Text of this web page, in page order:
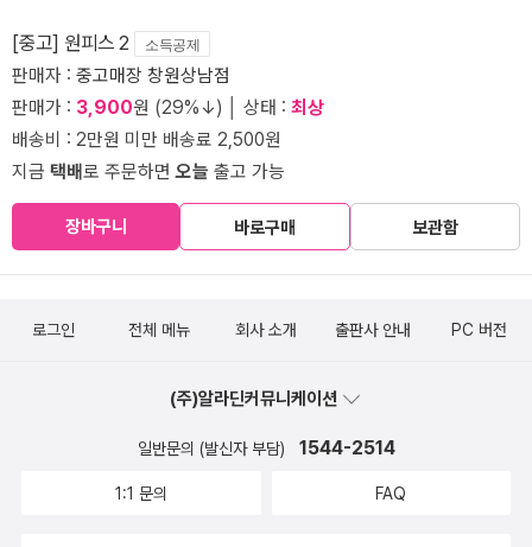
[중고] 원피스 2 소득공제
판매자 : 중고매장 창원상남점
판매가 : 3,900원 (29%↓) │ 상태 : 최상
배송비 : 2만원 미만 배송료 2,500원
지금 택배로 주문하면오늘 출고 가능
장바구니 바로구매 보관함
로그인 전체 메뉴 회사 소개 출판사 안내 PC 버전
(주)알라딘커뮤니케이션
일반문의 (발신자 부담) 1544-2514
1:1 문의 FAQ